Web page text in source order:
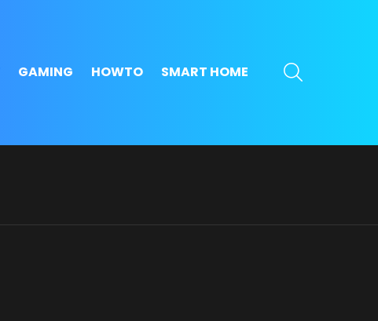
GAMING HOWTO SMART HOME